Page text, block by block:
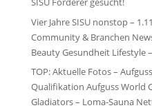
Vier Jahre SISU nonstop –
Community & Branchen
Beauty Gesundheit Lifestyle
TOP: Aktuelle Fotos –
Qualifikation Aufguss World
Gladiators – Loma-Sauna